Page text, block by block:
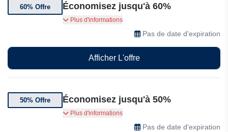
60% Offre Économisez jusqu'à 60%
Jusqu'à 60% de réduction sur une sélection
Plus d'informations
Pas de date d'expiration
Afficher L'offre
50% Offre Économisez jusqu'à 50%
Jusqu'à 50% de réduction sur une sélection
Plus d'informations
Pas de date d'expiration